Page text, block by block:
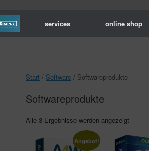
services online shop
Start / Software / Softwareprodukte
Softwareprodukte
Alle 3 Ergebnisse werden angezeigt
Angebot!